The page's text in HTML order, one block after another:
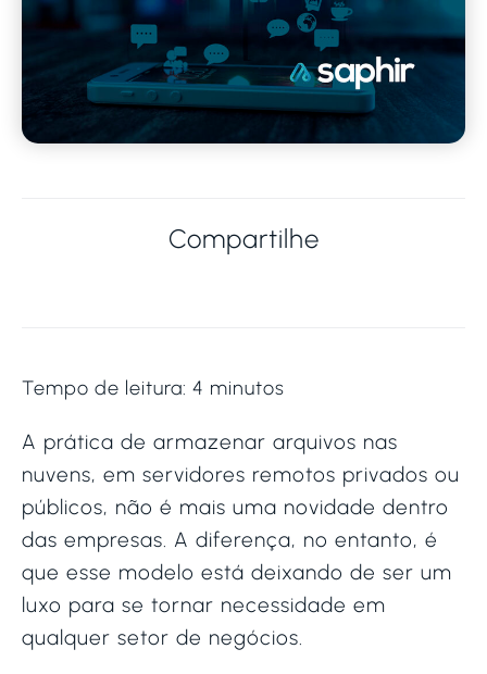
Compartilhe
Tempo de leitura: 4 minutos
A prática de armazenar arquivos nas
nuvens, em servidores remotos privados ou
públicos, não é mais uma novidade dentro
das empresas. A diferença, no entanto, é
que esse modelo está deixando de ser um
luxo para se tornar necessidade em
qualquer setor de negócios.